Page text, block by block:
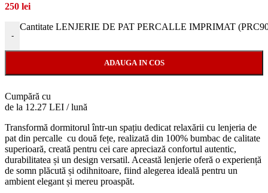
250 lei
-
Cantitate LENJERIE DE PAT PERCALLE IMPRIMAT
ADAUGA IN COS
Cumpără cu
de la 12.27 LEI / lună
Transformă dormitorul într-un spațiu dedicat relaxării cu lenjeria de
pat din percalle cu două fețe, realizată din 100% bumbac de calitate
superioară, creată pentru cei care apreciază confortul autentic,
durabilitatea și un design versatil. Această lenjerie oferă o experiență
de somn plăcută și odihnitoare, fiind alegerea ideală pentru un
ambient elegant și mereu proaspăt.